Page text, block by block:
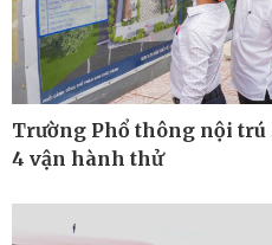
Trường Phổ thông nội trú
4 vận hành thử